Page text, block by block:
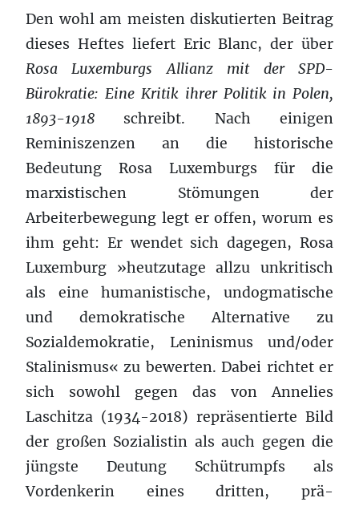
Den wohl am meisten diskutierten Beitrag
dieses Heftes liefert Eric Blanc, der über
Rosa Luxemburgs Allianz mit der SPD-
Bürokratie: Eine Kritik ihrer Politik in Polen,
1893-1918 schreibt. Nach einigen
Reminiszenzen an die historische
Bedeutung Rosa Luxemburgs für die
marxistischen Stömungen der
Arbeiterbewegung legt er offen, worum es
ihm geht: Er wendet sich dagegen, Rosa
Luxemburg »heutzutage allzu unkritisch
als eine humanistische, undogmatische
und demokratische Alternative zu
Sozialdemokratie, Leninismus und/oder
Stalinismus« zu bewerten. Dabei richtet er
sich sowohl gegen das von Annelies
Laschitza (1934-2018) repräsentierte Bild
der großen Sozialistin als auch gegen die
jüngste Deutung Schütrumpfs als
Vordenkerin eines dritten, prä-